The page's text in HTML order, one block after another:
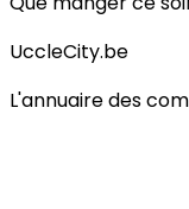
UccleCity.be
L'annuaire des